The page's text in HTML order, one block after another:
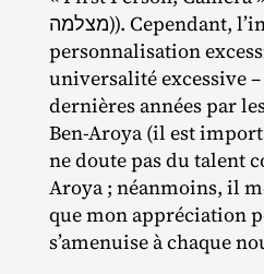
מצלמה)). Cependant, l’inclination vers une
personnalisation
universalité excessive
dernières années par
Ben‐​Aroya (il est
ne doute pas du talent
Aroya ; néanmoins, il
que mon appréciation
s’amenuise à chaque